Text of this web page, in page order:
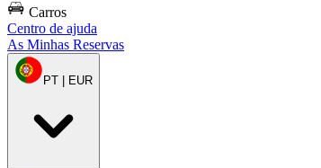
Carros
Centro de ajuda
As Minhas Reservas
PT | EUR